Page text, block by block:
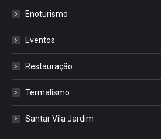
Enoturismo
Eventos
Restauração
Termalismo
Santar Vila Jardim